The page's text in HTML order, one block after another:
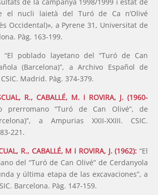
el nucli laietà del Turó de Ca n’Olivé
Occidental)», a Pyrene 31, Universitat de
Pàg. 163-199.
“El poblado layetano del “Turó de Can
(Barcelona)”, a Archivo Español de
Madrid. Pàg. 374-379.
R., CABALLÉ, M. i ROVIRA, J. (1960-
prerromano “Turó de Can Olivé”, de
a Ampurias XXII-XXIII. CSIC.
221.
R., CABALLÉ, M i ROVIRA, J. (1962): “El
del “Turó de Can Olivé” de Cerdanyola
y última etapa de las excavaciones”, a
Barcelona. Pàg. 147-159.